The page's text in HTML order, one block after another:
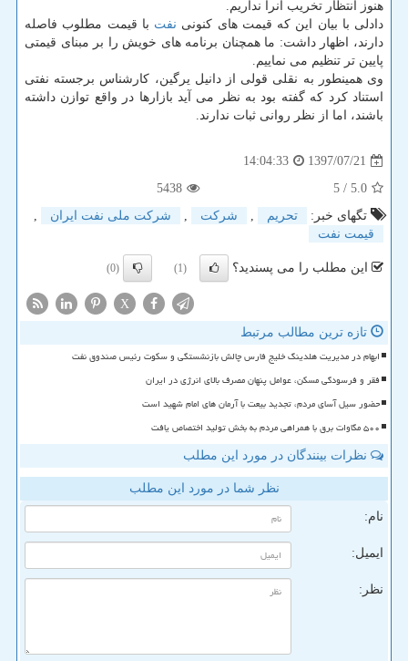
هنوز انتظار تخریب آنرا نداریم.
دادلی با بیان این كه قیمت های كنونی نفت با قیمت مطلوب فاصله
دارند، اظهار داشت: ما همچنان برنامه های خویش را بر مبنای قیمتی
پایین تر تنظیم می نماییم.
وی همینطور به نقلی قولی از دانیل یرگین، كارشناس برجسته نفتی
استناد كرد كه گفته بود به نظر می آید بازارها در واقع توازن داشته
باشند، اما از نظر روانی ثبات ندارند.
1397/07/21
14:04:33
5.0
/ 5
5438
تگهای خبر:
تحریم , شركت , شركت ملی نفت ایران
,
قیمت نفت
این مطلب را می پسندید؟ (1)
(0)
X
تازه ترین مطالب مرتبط
ابهام در مدیریت هلدینگ خلیج فارس چالش بازنشستگی و سکوت رئیس صندوق نفت
فقر و فرسودگی مسکن، عوامل پنهان مصرف بالای انرژی در ایران
حضور سیل آسای مردم، تجدید بیعت با آرمان های امام شهید است
۵۰۰ مگاوات برق با همراهی مردم به بخش تولید اختصاص یافت
نظرات بینندگان در مورد این مطلب
نظر شما در مورد این مطلب
نام:
ایمیل:
نظر: